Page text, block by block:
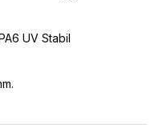
UV Stabil